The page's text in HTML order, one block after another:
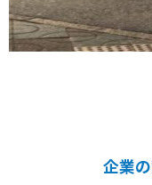
企業